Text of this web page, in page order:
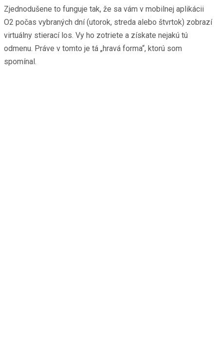
Zjednodušene to funguje tak, že sa vám v mobilnej aplikácii
O2 počas vybraných dní (utorok, streda alebo štvrtok) zobrazí
virtuálny stierací los. Vy ho zotriete a získate nejakú tú
odmenu. Práve v tomto je tá „hravá forma“, ktorú som
spomínal.